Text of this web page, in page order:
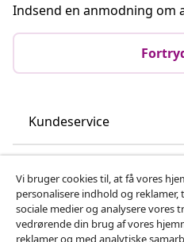
Indsend en anmodning om
Kundeservice
vidaXL
Vi bruger cookies til, at få vores
personalisere indhold og
sociale medier og analysere vores
vedrørende din brug af vores
reklamer og med analytiske